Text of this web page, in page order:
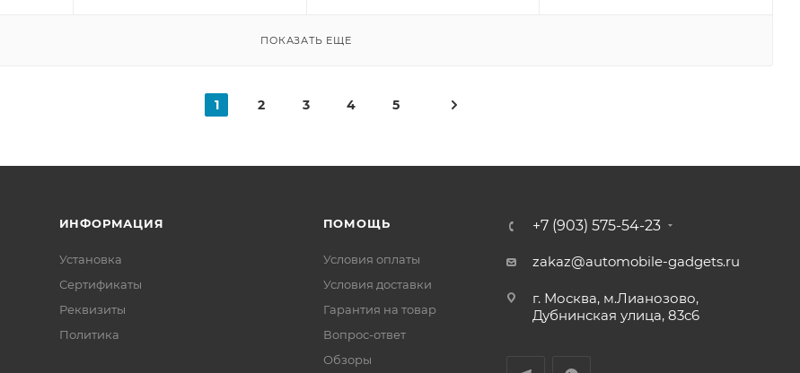
ПОКАЗАТЬ ЕЩЕ
1 2 3 4 5
ИНФОРМАЦИЯ
Установка
Сертификаты
Реквизиты
Политика
ПОМОЩЬ
Условия оплаты
Условия доставки
Гарантия на товар
Вопрос-ответ
Обзоры
+7 (903) 575-54-23
zakaz@automobile-gadgets.ru
г. Москва, м.Лианозово,
Дубнинская улица, 83с6